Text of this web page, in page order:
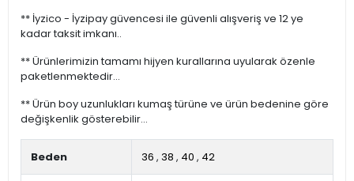
** İyzico - İyzipay güvencesi ile güvenli alışveriş ve 12 ye
kadar taksit imkanı..
** Ürünlerimizin tamamı hijyen kurallarına uyularak özenle
paketlenmektedir...
** Ürün boy uzunlukları kumaş türüne ve ürün bedenine göre
değişkenlik gösterebilir...
Beden 36 , 38 , 40 , 42